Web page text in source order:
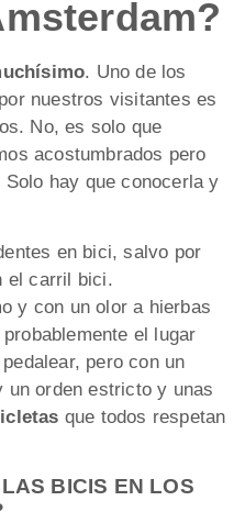
. Uno de los
nuestros visitantes es
No, es solo que
acostumbrados pero
hay que conocerla y
en bici, salvo por
el carril bici.
y con un olor a hierbas
el lugar
pero con un
un orden estricto y unas
que todos respetan
BICIS EN LOS